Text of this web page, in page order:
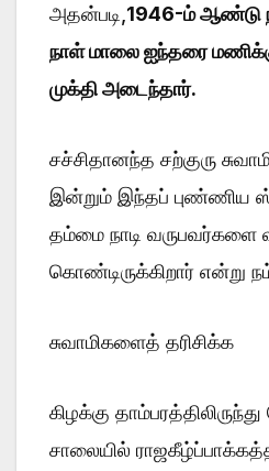
அதன்படி, 1946-ம் ஆண்டு
நாள் மாலை ஐந்தரை
முக்தி அடைந்தார்.
சச்சிதானந்த சற்குரு
இன்றும் இந்தப் புண்ணிய
தம்மை நாடி வருபவர்களை
கொண்டிருக்கிறார் என்று
சுவாமிகளைத் தரிசிக்க
கிழக்கு
சாலையில்